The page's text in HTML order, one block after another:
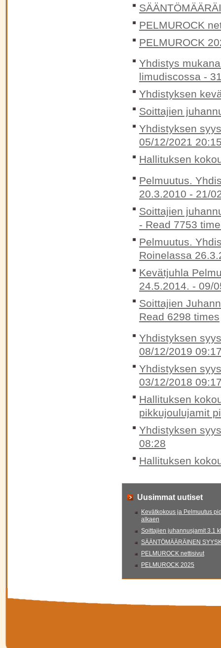
PELMUROCK
PELMUROCK
Yhdistys
limudiscossa -
Yhdistyksen
Soittajien
Yhdistyksen
05/12/2021
Hallituksen
Pelmuutus.
20.3.2010 - 21/
Soittajien
- Read 7753
Pelmuutus.
Roinelassa
Kevätjuhla
24.5.2014. - 09/
Soittajien
Read 6298 times
Yhdistyksen
08/12/2019
Yhdistyksen
03/12/2018
Hallituksen
pikkujoulujamit
Yhdistyksen
08:28
Hallituksen
Uusimmat uutiset
Kevätkokous ja Pelmuutus
alkaen
Soittajien juhannusjamit 3.1
SÄÄNTÖMÄÄRÄINEN
PELMUROCK nettisivut
PELMUROCK 2025